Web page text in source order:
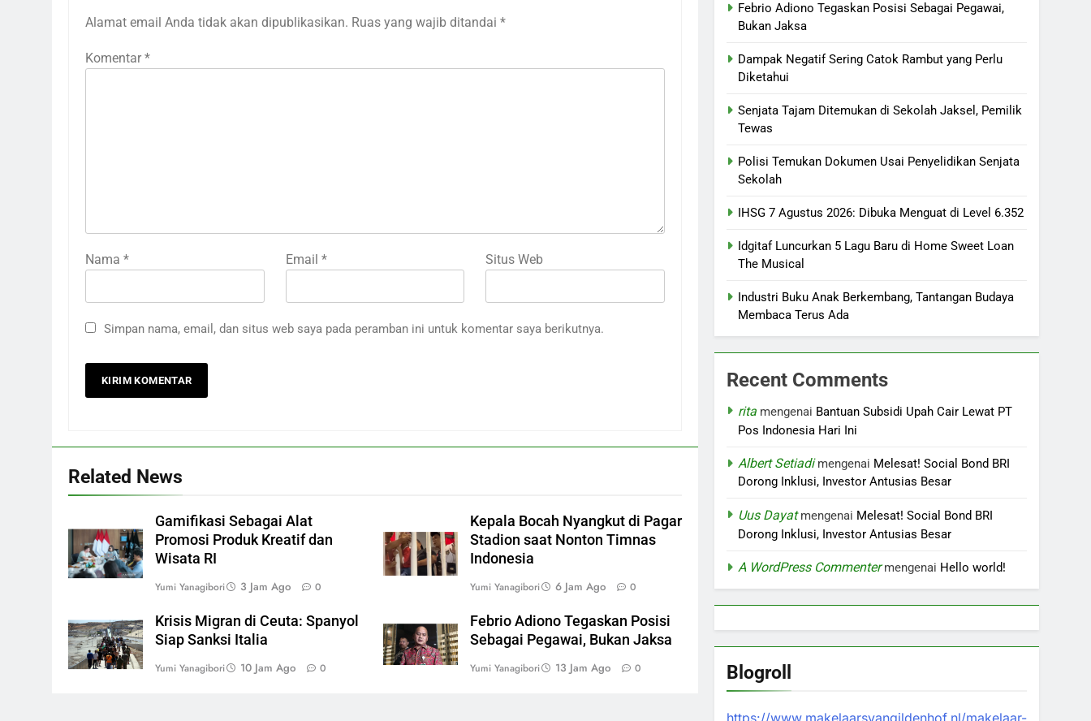
Alamat email Anda tidak akan dipublikasikan. Ruas yang wajib ditandai *
Komentar *
Nama * Email * Situs Web
Simpan nama, email, dan situs web saya pada peramban ini untuk komentar saya berikutnya.
Related News
Gamifikasi Sebagai Alat
Promosi Produk Kreatif dan
Wisata RI
Yumi Yanagibori 3 Jam Ago 0
Kepala Bocah Nyangkut di Pagar
Stadion saat Nonton Timnas
Indonesia
Yumi Yanagibori 6 Jam Ago 0
Krisis Migran di Ceuta: Spanyol
Siap Sanksi Italia
Yumi Yanagibori 10 Jam Ago 0
Febrio Adiono Tegaskan Posisi
Sebagai Pegawai, Bukan Jaksa
Yumi Yanagibori 13 Jam Ago 0
Febrio Adiono Tegaskan Posisi Sebagai Pegawai,
Bukan Jaksa
Dampak Negatif Sering Catok Rambut yang Perlu
Diketahui
Senjata Tajam Ditemukan di Sekolah Jaksel, Pemilik
Tewas
Polisi Temukan Dokumen Usai Penyelidikan Senjata
Sekolah
IHSG 7 Agustus 2026: Dibuka Menguat di Level 6.352
Idgitaf Luncurkan 5 Lagu Baru di Home Sweet Loan
The Musical
Industri Buku Anak Berkembang, Tantangan Budaya
Membaca Terus Ada
Recent Comments
rita mengenai Bantuan Subsidi Upah Cair Lewat PT
Pos Indonesia Hari Ini
Albert Setiadimengenai Melesat! Social Bond BRI
Dorong Inklusi, Investor Antusias Besar
Uus Dayatmengenai Melesat! Social Bond BRI
Dorong Inklusi, Investor Antusias Besar
A WordPress Commentermengenai Hello world!
Blogroll
https://www.makelaarsvangildenhof.nl/makelaar-